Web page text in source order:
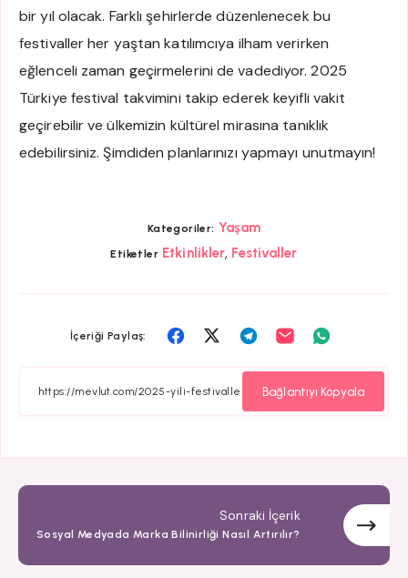
bir yıl olacak. Farklı şehirlerde düzenlenecek bu
festivaller her yaştan katılımcıya ilham verirken
eğlenceli zaman geçirmelerini de vadediyor. 2025
Türkiye festival takvimini takip ederek keyifli vakit
geçirebilir ve ülkemizin kültürel mirasına tanıklık
edebilirsiniz. Şimdiden planlarınızı yapmayı unutmayın!
Kategoriler: Yaşam
Etiketler Etkinlikler, Festivaller
İçeriği Paylaş:
Facebook
paylaş
Twitter
paylaş
Telegram
paylaş
Email
paylaşpaylaş
Bağlantıyı Kopyala
Sonraki İçerik
Sosyal Medyada Marka Bilinirliği Nasıl Artırılır?